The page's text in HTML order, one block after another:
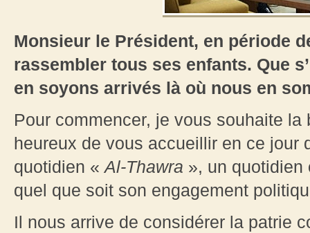
Monsieur le Président, en période
rassembler tous ses enfants. Que
en soyons arrivés là où nous en
Pour commencer, je vous souhaite
heureux de vous accueillir en ce jour
quotidien «Al-Thawra », un
quel que soit son engagement
Il nous arrive de considérer la patrie